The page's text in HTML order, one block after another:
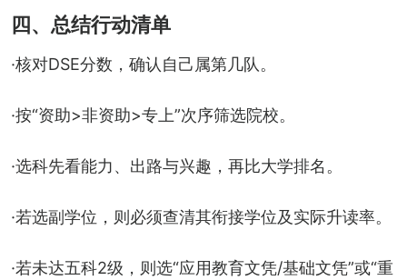
四、总结行动清单
·核对DSE分数，确认自己属第几队。
·按“资助>非资助>专上”次序筛选院校。
·选科先看能力、出路与兴趣，再比大学排名。
·若选副学位，则必须查清其衔接学位及实际升读率。
·若未达五科2级，则选“应用教育文凭/基础文凭”或“重